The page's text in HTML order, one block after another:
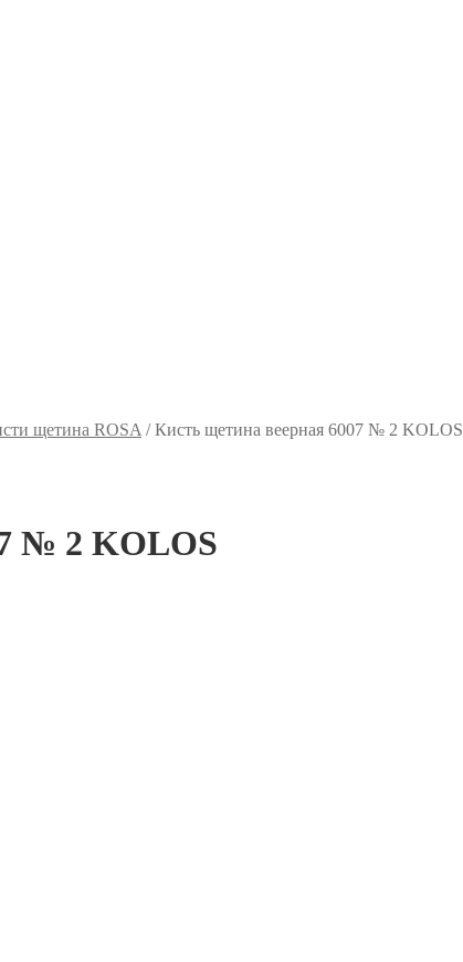
щетина ROSA /Кисть щетина веерная 6007 № 2 KOLOS
№ 2 KOLOS